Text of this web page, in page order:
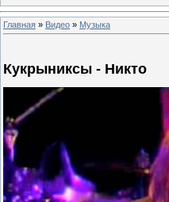
Главная » Видео » Музыка
Кукрыниксы - Никто